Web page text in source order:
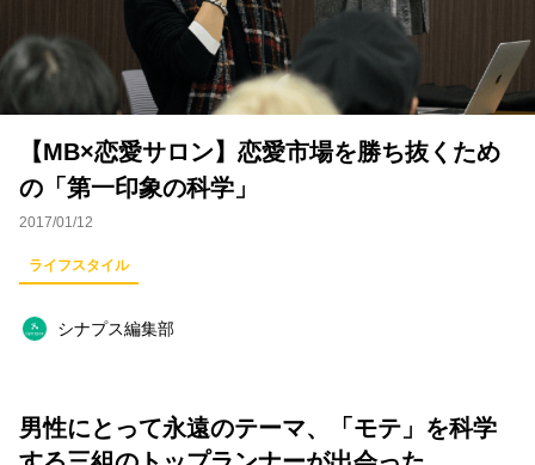
カルチャー 学び ラジオ
ライフスタイル ビジネス インタビュー
エンターテインメント スキルアップ
俳優 特集 社会
仕事術 ファンクラブ
【MB×恋愛サロン】恋愛市場を勝ち抜くため
の「第一印象の科学」
2017/01/12
ライフスタイル
シナプス編集部
男性にとって永遠のテーマ、「モテ」を科学